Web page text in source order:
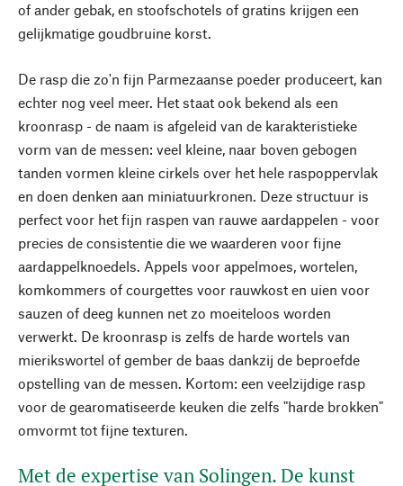
of ander gebak, en stoofschotels of gratins krijgen een
gelijkmatige goudbruine korst.
De rasp die zo'n fijn Parmezaanse poeder produceert, kan
echter nog veel meer. Het staat ook bekend als een
kroonrasp - de naam is afgeleid van de karakteristieke
vorm van de messen: veel kleine, naar boven gebogen
tanden vormen kleine cirkels over het hele raspoppervlak
en doen denken aan miniatuurkronen. Deze structuur is
perfect voor het fijn raspen van rauwe aardappelen - voor
precies de consistentie die we waarderen voor fijne
aardappelknoedels. Appels voor appelmoes, wortelen,
komkommers of courgettes voor rauwkost en uien voor
sauzen of deeg kunnen net zo moeiteloos worden
verwerkt. De kroonrasp is zelfs de harde wortels van
mierikswortel of gember de baas dankzij de beproefde
opstelling van de messen. Kortom: een veelzijdige rasp
voor de gearomatiseerde keuken die zelfs "harde brokken"
omvormt tot fijne texturen.
Met de expertise van Solingen. De kunst